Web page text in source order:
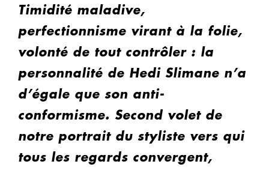
Timidité maladive,
perfectionnisme virant à la folie,
volonté de tout contrôler : la
personnalité de Hedi Slimane n’a
d’égale que son anti-
conformisme. Second volet de
notre portrait du styliste vers qui
tous les regards convergent,